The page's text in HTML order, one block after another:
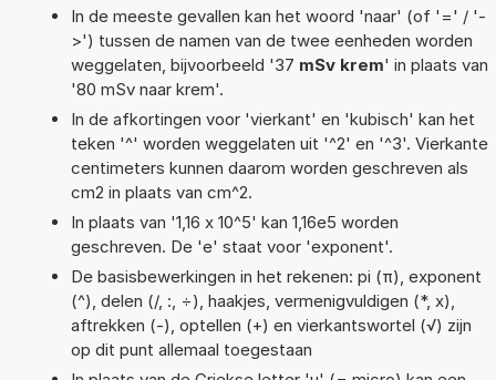
In de meeste gevallen kan het woord 'naar' (of '=' / '-
>') tussen de namen van de twee eenheden worden
weggelaten, bijvoorbeeld '37 mSv krem' in plaats van
'80 mSv naar krem'.
In de afkortingen voor 'vierkant' en 'kubisch' kan het
teken '^' worden weggelaten uit '^2' en '^3'. Vierkante
centimeters kunnen daarom worden geschreven als
cm2 in plaats van cm^2.
In plaats van '1,16 x 10^5' kan 1,16e5 worden
geschreven. De 'e' staat voor 'exponent'.
De basisbewerkingen in het rekenen: pi (π), exponent
(^), delen (/, :, ÷), haakjes, vermenigvuldigen (*, x),
aftrekken (-), optellen (+) en vierkantswortel (√) zijn
op dit punt allemaal toegestaan